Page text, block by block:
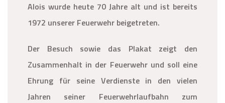
Alois wurde heute 70 Jahre alt und ist bereits
1972 unserer Feuerwehr beigetreten.
Der Besuch sowie das Plakat zeigt den
Zusammenhalt in der Feuerwehr und soll eine
Ehrung für seine Verdienste in den vielen
Jahren seiner Feuerwehrlaufbahn zum